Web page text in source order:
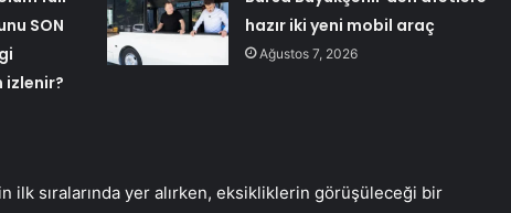
SON
hazır iki yeni mobil araç
Ağustos 7, 2026
ilk sıralarında yer alırken, eksikliklerin görüşüleceği bir